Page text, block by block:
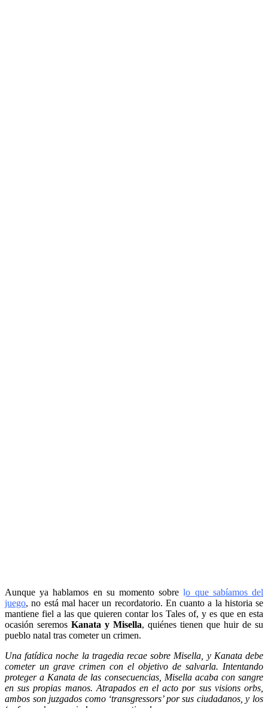
Aunque ya hablamos en su momento sobrelo que sabíamos del
juego, no está mal hacer un recordatorio. En cuanto a la historia se
mantiene fiel a las que quieren contar los Tales of, y es que en esta
ocasión seremos Kanata y Misella, quiénes tienen que huir de su
pueblo natal tras cometer un crimen.
Una fatídica noche la tragedia recae sobre Misella, y Kanata debe
cometer un grave crimen con el objetivo de salvarla. Intentando
proteger a Kanata de las consecuencias, Misella acaba con sangre
en sus propias manos. Atrapados en el acto por sus visions orbs,
ambos son juzgados como ‘transgressors’ por sus ciudadanos, y los